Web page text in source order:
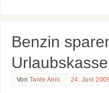
Benzin
Urlaubskasse
Von Tante Anni 24. Juni